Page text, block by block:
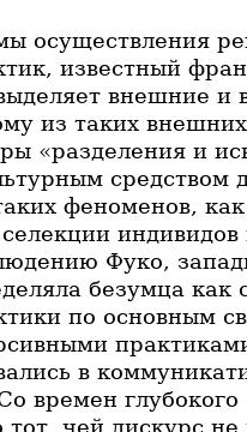
осуществления
известный
внешние и
из таких
«разделения и
феноменов,
Фуко,
безумца как
по основным
в
времен глубокого